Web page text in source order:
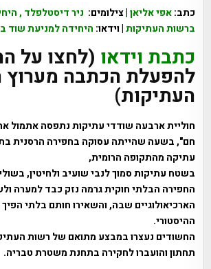
כתב:אפי אליאן| צילומים: ניר דיסטלפלד ,
ברשות העתיקות| וידאו: היחידה למניעת שוד
כתבת וידאו (לחצו על
להפעלת הכתבה מערוץ
העתיקות)
חוליית ארבעה שודדי עתיקות נתפסה אתמול
חם", בשעה שהייתה עסוקה בחפירה הרסנית
עתיקה מהתקופה הרומית,
בשטח עתיקות סמוך לנבי שועיב ולחיטין,
החפירה הבלתי חוקית גרמה נזק כבד למערה
הארכיאולוגיים שבה, והשאירו חותם בלתי
ההיסטורי.
החשודים נעצרו במבצע מתואם של רשות
תחתון והועברו לחקירה בתחנת משטרת טבריה.